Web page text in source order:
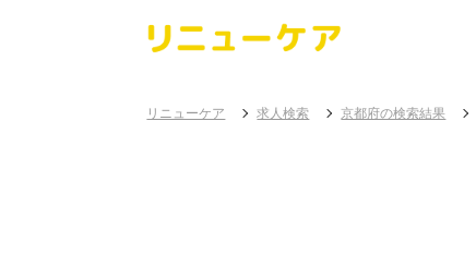
リニューケア 求人検索 京都府の検索結果